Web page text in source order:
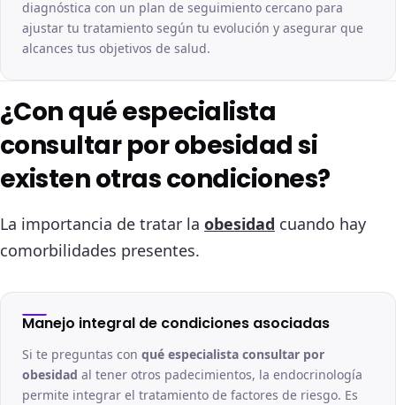
diagnóstica con un plan de seguimiento cercano para
ajustar tu tratamiento según tu evolución y asegurar que
alcances tus objetivos de salud.
¿Con qué especialista
consultar por obesidad si
existen otras condiciones?
La importancia de tratar la obesidad cuando hay
comorbilidades presentes.
Manejo integral de condiciones asociadas
Si te preguntas con qué especialista consultar por
obesidad al tener otros padecimientos, la endocrinología
permite integrar el tratamiento de factores de riesgo. Es